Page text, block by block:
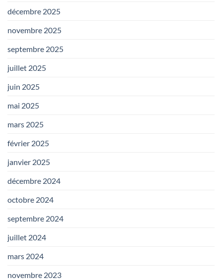
décembre 2025
novembre 2025
septembre 2025
juillet 2025
juin 2025
mai 2025
mars 2025
février 2025
janvier 2025
décembre 2024
octobre 2024
septembre 2024
juillet 2024
mars 2024
novembre 2023